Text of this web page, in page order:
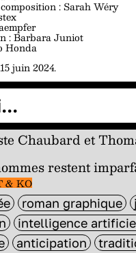
: Sarah Wéry
: Barbara Juniot
Honda
juin 2024.
Chaubard et
restent
& KO
roman graphique
intelligence
anticipation